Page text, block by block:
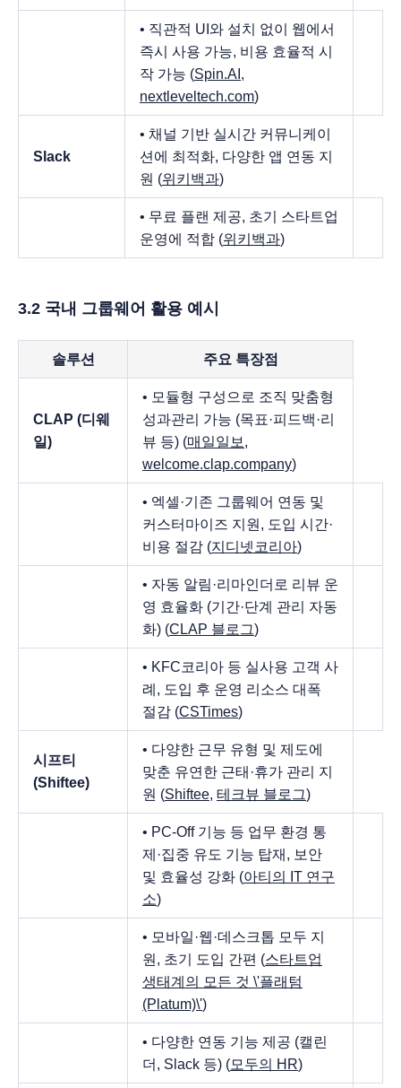
• 직관적 UI와 설치 없이 웹에서
즉시 사용 가능, 비용 효율적 시
작 가능 (Spin.AI ,
nextleveltech.com)
Slack
• 채널 기반 실시간 커뮤니케이
션에 최적화, 다양한 앱 연동 지
원 (위키백과)
• 무료 플랜 제공, 초기 스타트업
운영에 적합 (위키백과)
3.2 국내 그룹웨어 활용 예시
솔루션 주요 특장점
CLAP (디웨
일)
• 모듈형 구성으로 조직 맞춤형
성과관리 가능 (목표·피드백·리
뷰 등) (매일일보 ,
welcome.clap.company)
• 엑셀·기존 그룹웨어 연동 및
커스터마이즈 지원, 도입 시간·
비용 절감 (지디넷코리아)
• 자동 알림·리마인더로 리뷰 운
영 효율화 (기간·단계 관리 자동
화) (CLAP 블로그)
• KFC코리아 등 실사용 고객 사
례, 도입 후 운영 리소스 대폭
절감 (CSTimes)
시프티
(Shiftee)
• 다양한 근무 유형 및 제도에
맞춘 유연한 근태·휴가 관리 지
원 (Shiftee, 테크뷰 블로그)
• PC-Off 기능 등 업무 환경 통
제·집중 유도 기능 탑재, 보안
및 효율성 강화 (아티의 IT 연구
소)
• 모바일·웹·데스크톱 모두 지
원, 초기 도입 간편 (스타트업
생태계의 모든 것 \'플래텀
(Platum)\')
• 다양한 연동 기능 제공 (캘린
더, Slack 등) (모두의 HR)